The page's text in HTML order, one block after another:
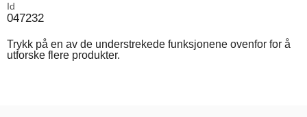
Id
047232
Trykk på en av de understrekede funksjonene ovenfor for å
utforske flere produkter.